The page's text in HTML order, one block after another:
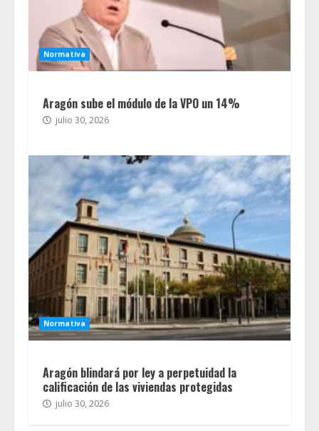
Normativa
Aragón sube el módulo de la VPO un 14%
julio 30, 2026
Normativa
Aragón blindará por ley a perpetuidad la
calificación de las viviendas protegidas
julio 30, 2026